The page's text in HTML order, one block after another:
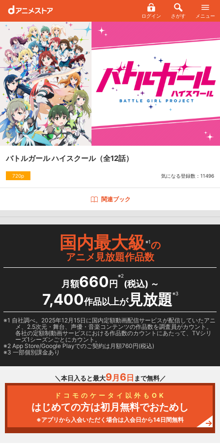
ログイン さがす メニュー
バトルガール ハイスクール（全12話）
720p 気になる登録数： 11496
関連ブック
国内最大級※1の
アニメ見放題作品数
月額660 円
※2
(税込) ～
7,400作品以上が見放題※3
1 自社調べ。2025年12月15日に国内定額動画配信サービスが配信していたアニ
メ、2.5次元・舞台、声優・音楽コンテンツの作品数を調査員がカウント。
各社の定額制動画サービスにおける作品数のカウントにあたって、TVシリ
ーズ1シーズンごとにカウント。
2 App Store/Google Playでのご契約は月額760円(税込)
3 一部個別課金あり
＼本日入ると最大9月 6日 まで無料／
ドコモのケータイ以外もOK
はじめての方は初月無料でおためし
※アプリから入会いただく場合は入会日から14日間無料